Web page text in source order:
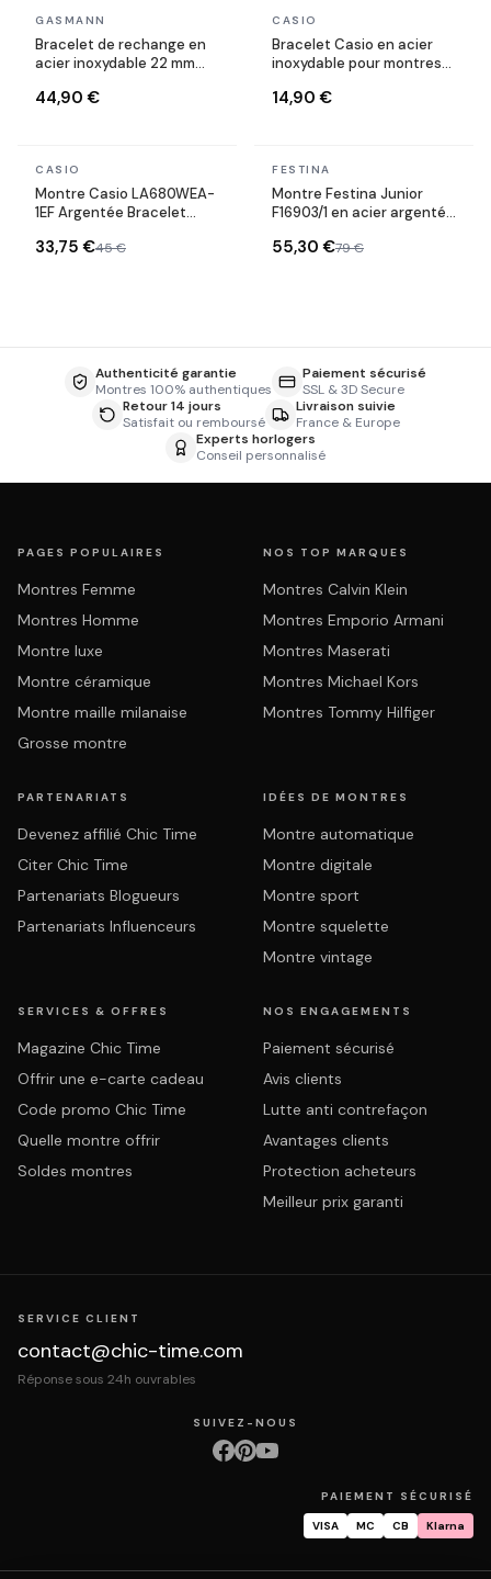
En stock
GASMANN
Bracelet de rechange en
acier inoxydable 22 mm
et SRPD
44,90 €
En stock
CASIO
Bracelet Casio en acier
inoxydable pour montres
14,90 €
En stock
CASIO
Montre Casio LA680WEA-
1EF Argentée Bracelet
33,75 €45 €
En stock
FESTINA
Montre Festina Junior
F16903/1 en acier argenté
55,30 €79 €
Authenticité garantie
Montres 100% authentiques
Paiement sécurisé
SSL & 3D Secure
Retour 14 jours
Satisfait ou remboursé
Livraison suivie
France & Europe
Experts horlogers
Conseil personnalisé
PAGES POPULAIRES
Montres Femme
Montres Homme
Montre luxe
Montre céramique
Montre maille milanaise
Grosse montre
NOS TOP MARQUES
Montres Calvin Klein
Montres Emporio Armani
Montres Maserati
Montres Michael Kors
Montres Tommy Hilfiger
PARTENARIATS
Devenez affilié Chic Time
Citer Chic Time
Partenariats Blogueurs
Partenariats Influenceurs
IDÉES DE MONTRES
Montre automatique
Montre digitale
Montre sport
Montre squelette
Montre vintage
SERVICES & OFFRES
Magazine Chic Time
Offrir une e-carte cadeau
Code promo Chic Time
Quelle montre offrir
Soldes montres
NOS ENGAGEMENTS
Paiement sécurisé
Avis clients
Lutte anti contrefaçon
Avantages clients
Protection acheteurs
Meilleur prix garanti
SERVICE CLIENT
contact@chic-time.com
Réponse sous 24h ouvrables
SUIVEZ-NOUS
PAIEMENT SÉCURISÉ
VISA MC CB Klarna